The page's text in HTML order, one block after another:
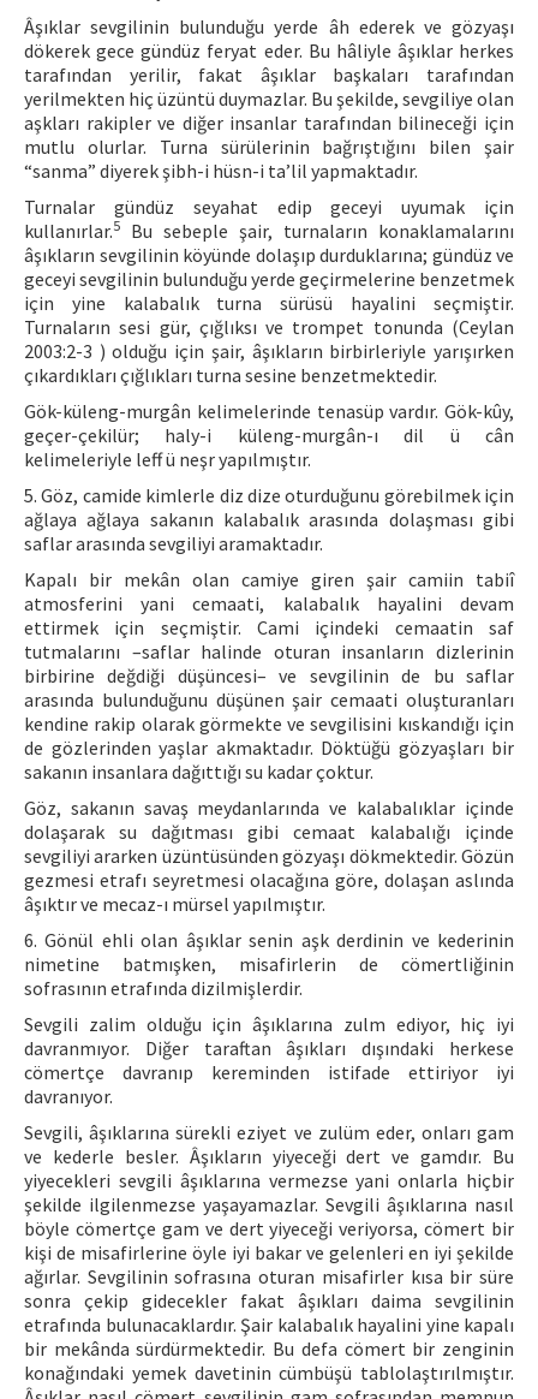
Âşıklar sevgilinin bulunduğu yerde âh ederek ve gözyaşı
dökerek gece gündüz feryat eder. Bu hâliyle âşıklar herkes
tarafından yerilir, fakat âşıklar başkaları tarafından
yerilmekten hiç üzüntü duymazlar. Bu şekilde, sevgiliye olan
aşkları rakipler ve diğer insanlar tarafından bilineceği için
mutlu olurlar. Turna sürülerinin bağrıştığını bilen şair
“sanma” diyerek şibh-i hüsn-i ta’lil yapmaktadır.
Turnalar gündüz seyahat edip geceyi uyumak için
kullanırlar.5
Bu sebeple şair, turnaların konaklamalarını
âşıkların sevgilinin köyünde dolaşıp durduklarına; gündüz ve
geceyi sevgilinin bulunduğu yerde geçirmelerine benzetmek
için yine kalabalık turna sürüsü hayalini seçmiştir.
Turnaların sesi gür, çığlıksı ve trompet tonunda (Ceylan
2003:2-3 ) olduğu için şair, âşıkların birbirleriyle yarışırken
çıkardıkları çığlıkları turna sesine benzetmektedir.
Gök-küleng-murgân kelimelerinde tenasüp vardır. Gök-kûy,
geçer-çekilür; haly-i küleng-murgân-ı dil ü cân
kelimeleriyle leff ü neşr yapılmıştır.
5. Göz, camide kimlerle diz dize oturduğunu görebilmek için
ağlaya ağlaya sakanın kalabalık arasında dolaşması gibi
saflar arasında sevgiliyi aramaktadır.
Kapalı bir mekân olan camiye giren şair camiin tabiî
atmosferini yani cemaati, kalabalık hayalini devam
ettirmek için seçmiştir. Cami içindeki cemaatin saf
tutmalarını –saflar halinde oturan insanların dizlerinin
birbirine değdiği düşüncesi– ve sevgilinin de bu saflar
arasında bulunduğunu düşünen şair cemaati oluşturanları
kendine rakip olarak görmekte ve sevgilisini kıskandığı için
de gözlerinden yaşlar akmaktadır. Döktüğü gözyaşları bir
sakanın insanlara dağıttığı su kadar çoktur.
Göz, sakanın savaş meydanlarında ve kalabalıklar içinde
dolaşarak su dağıtması gibi cemaat kalabalığı içinde
sevgiliyi ararken üzüntüsünden gözyaşı dökmektedir. Gözün
gezmesi etrafı seyretmesi olacağına göre, dolaşan aslında
âşıktır ve mecaz-ı mürsel yapılmıştır.
6. Gönül ehli olan âşıklar senin aşk derdinin ve kederinin
nimetine batmışken, misafirlerin de cömertliğinin
sofrasının etrafında dizilmişlerdir.
Sevgili zalim olduğu için âşıklarına zulm ediyor, hiç iyi
davranmıyor. Diğer taraftan âşıkları dışındaki herkese
cömertçe davranıp kereminden istifade ettiriyor iyi
davranıyor.
Sevgili, âşıklarına sürekli eziyet ve zulüm eder, onları gam
ve kederle besler. Âşıkların yiyeceği dert ve gamdır. Bu
yiyecekleri sevgili âşıklarına vermezse yani onlarla hiçbir
şekilde ilgilenmezse yaşayamazlar. Sevgili âşıklarına nasıl
böyle cömertçe gam ve dert yiyeceği veriyorsa, cömert bir
kişi de misafirlerine öyle iyi bakar ve gelenleri en iyi şekilde
ağırlar. Sevgilinin sofrasına oturan misafirler kısa bir süre
sonra çekip gidecekler fakat âşıkları daima sevgilinin
etrafında bulunacaklardır. Şair kalabalık hayalini yine kapalı
bir mekânda sürdürmektedir. Bu defa cömert bir zenginin
konağındaki yemek davetinin cümbüşü tablolaştırılmıştır.